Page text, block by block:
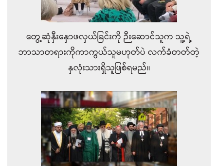
တွေ့ဆုံနှီးနှောဖလှယ်ခြင်းကို ဉီးဆောင်သူက သူ့ရဲ့
ဘာသာတရားကိုကာကွယ်သူမဟုတ်ပဲ လက်ခံတတ်တဲ့
နှလုံးသားရှိသူဖြစ်ရမည်။